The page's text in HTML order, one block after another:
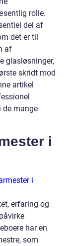
rolle.
del af
det er til
af
glasløsninger,
skridt mod
artikel
de mange
i
i
erfaring og
har en
som